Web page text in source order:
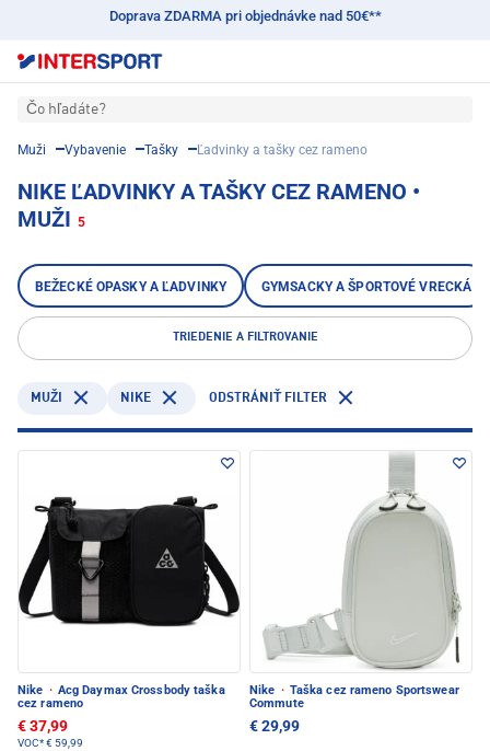
Doprava ZDARMA pri objednávke nad 50€**
Čo hľadáte?
Muži Vybavenie Tašky Ľadvinky a tašky cez rameno
NIKE ĽADVINKY A TAŠKY CEZ RAMENO •
MUŽI 5
BEŽECKÉ OPASKY A ĽADVINKY GYMSACKY A ŠPORTOVÉ VRECKÁ
TRIEDENIE A FILTROVANIE
MUŽI NIKE ODSTRÁNIŤ FILTER
Nike · Acg Daymax Crossbody taška
cez rameno
€ 37,99
VOC*€ 59,99
Nike · Taška cez rameno Sportswear
Commute
€ 29,99